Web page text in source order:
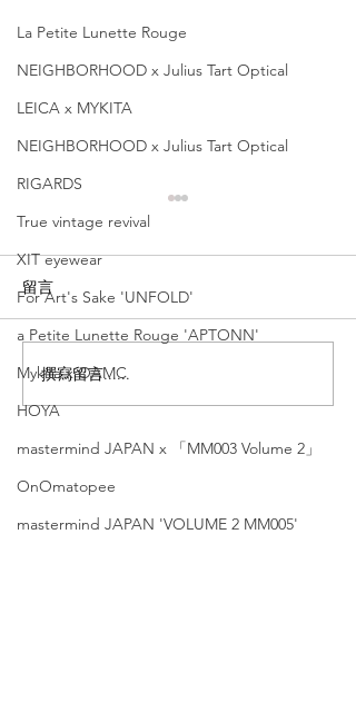
La Petite Lunette Rouge
NEIGHBORHOOD x Julius Tart Optical
LEICA x MYKITA
NEIGHBORHOOD x Julius Tart Optical
RIGARDS
True vintage revival
XIT eyewear
For Art's Sake 'UNFOLD'
a Petite Lunette Rouge 'APTONN'
Mykita x OAMC
HOYA
mastermind JAPAN x 「MM003 Volume 2」
OnOmatopee
mastermind JAPAN 'VOLUME 2 MM005'
VIOROU【讓眼神綻放自
信美｜尖沙咀店限
留言
撰寫留言......